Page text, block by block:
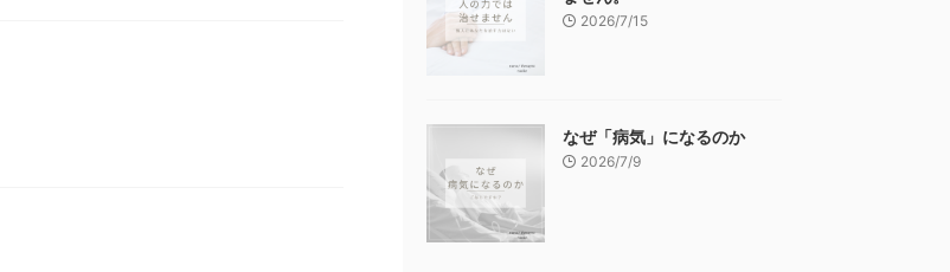
2026/7/15
なぜ「病気」になるのか
2026/7/9